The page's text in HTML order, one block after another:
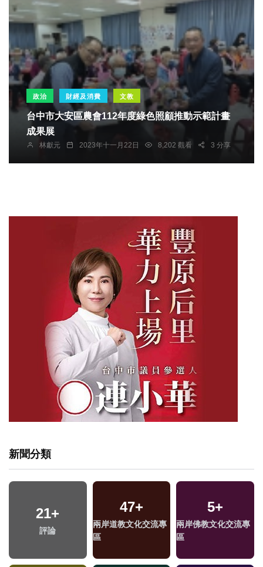
政治 財經及消費 文教
台中市大安區農會112年度綠色照顧推動示範計畫
成果展
林獻元 2023年十一月22日 8,202 觀看 3 分享
新聞分類
21+
評論
47+
兩岸道教文化交流專
區
5+
兩岸佛教文化交流專
區